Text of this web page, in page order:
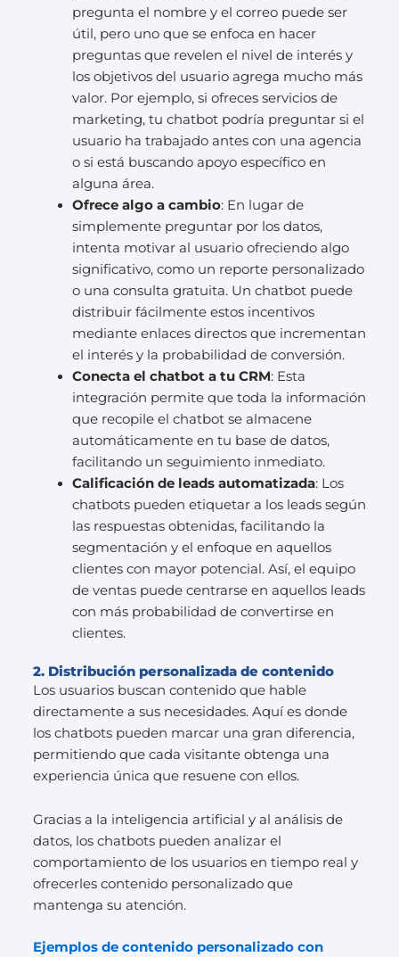
pregunta el nombre y el correo puede ser
útil, pero uno que se enfoca en hacer
preguntas que revelen el nivel de interés y
los objetivos del usuario agrega mucho más
valor. Por ejemplo, si ofreces servicios de
marketing, tu chatbot podría preguntar si el
usuario ha trabajado antes con una agencia
o si está buscando apoyo específico en
alguna área.
Ofrece algo a cambio: En lugar de
simplemente preguntar por los datos,
intenta motivar al usuario ofreciendo algo
significativo, como un reporte personalizado
o una consulta gratuita. Un chatbot puede
distribuir fácilmente estos incentivos
mediante enlaces directos que incrementan
el interés y la probabilidad de conversión.
Conecta el chatbot a tu CRM: Esta
integración permite que toda la información
que recopile el chatbot se almacene
automáticamente en tu base de datos,
facilitando un seguimiento inmediato.
Calificación de leads automatizada: Los
chatbots pueden etiquetar a los leads según
las respuestas obtenidas, facilitando la
segmentación y el enfoque en aquellos
clientes con mayor potencial. Así, el equipo
de ventas puede centrarse en aquellos leads
con más probabilidad de convertirse en
clientes.
2. Distribución personalizada de contenido
Los usuarios buscan contenido que hable
directamente a sus necesidades. Aquí es donde
los chatbots pueden marcar una gran diferencia,
permitiendo que cada visitante obtenga una
experiencia única que resuene con ellos.
Gracias a la inteligencia artificial y al análisis de
datos, los chatbots pueden analizar el
comportamiento de los usuarios en tiempo real y
ofrecerles contenido personalizado que
mantenga su atención.
Ejemplos de contenido personalizado con